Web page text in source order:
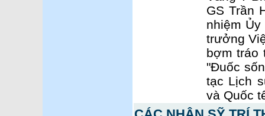
GS Trần
nhiệm
trưởng
bợm tráo
"Đuốc
tạc Lịch
và Quốc